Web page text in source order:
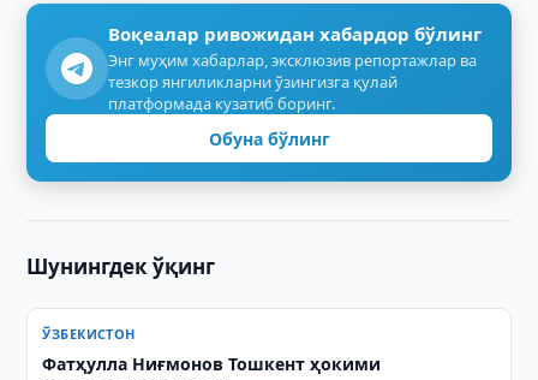
Воқеалар ривожидан хабардор бўлинг
Энг муҳим хабарлар, эксклюзив репортажлар ва
тезкор янгиликларни ўзингизга қулай
платформада кузатиб боринг.
Обуна бўлинг
Шунингдек ўқинг
ЎЗБЕКИСТОН
Фатҳулла Ниғмонов Тошкент ҳокими